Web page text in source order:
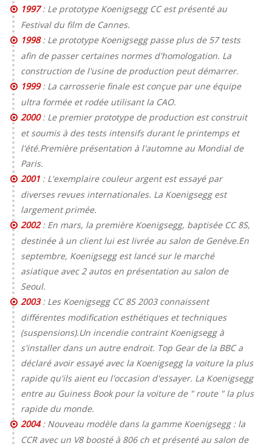
1997: Le prototype Koenigsegg CC est présenté au
Festival du film de Cannes.
1998: Le prototype Koenigsegg passe plus de 57 tests
afin de passer certaines normes d'homologation. La
construction de l'usine de production peut démarrer.
1999: La carrosserie finale est conçue par une équipe
ultra formée et rodée utilisant la CAO.
2000: Le premier prototype de production est construit
et soumis à des tests intensifs durant le printemps et
l'été.Première présentation à l'automne au Mondial de
Paris.
2001 : L'exemplaire couleur argent est essayé par
diverses revues internationales. La Koenigsegg est
largement primée.
2002: En mars, la première Koenigsegg, baptisée CC 8S,
destinée à un client lui est livrée au salon de Genève.En
septembre, Koenigsegg est lancé sur le marché
asiatique avec 2 autos en présentation au salon de
Seoul.
2003: Les Koenigsegg CC 8S 2003 connaissent
différentes modification esthétiques et techniques
(suspensions).Un incendie contraint Koenigsegg à
s'installer dans un autre endroit. Top Gear de la BBC a
déclaré avoir essayé avec la Koenigsegg la voiture la plus
rapide qu'ils aient eu l'occasion d'essayer. La Koenigsegg
entre au Guiness Book pour la voiture de " route " la plus
rapide du monde.
2004: Nouveau modèle dans la gamme Koenigsegg : la
CCR avec un V8 boosté à 806 ch et présenté au salon de